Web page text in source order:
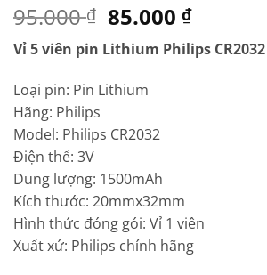
95.000₫ Giá
gốc
là:
95.000 ₫.
85.000₫Giá
hiện
tại
Vỉ 5 viên pin Lithium Philips CR2032
Loại pin: Pin Lithium
Hãng: Philips
Model: Philips CR2032
Điện thế: 3V
Dung lượng: 1500mAh
Kích thước: 20mmx32mm
Hình thức đóng gói: Vỉ 1 viên
Xuất xứ: Philips chính hãng